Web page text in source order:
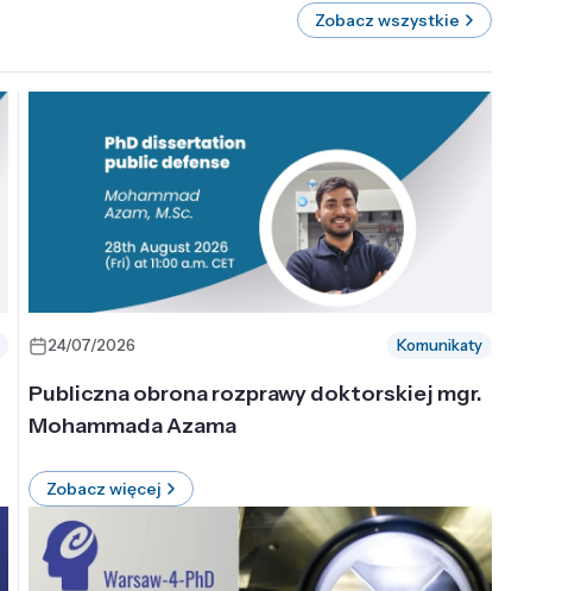
Zobacz wszystkie
24/07/2026 Komunikaty
Publiczna obrona rozprawy doktorskiej mgr.
Mohammada Azama
Zobacz więcej